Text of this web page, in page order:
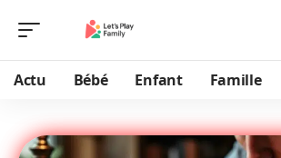
Actu Bébé Enfant Famille